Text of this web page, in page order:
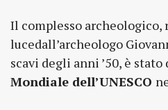
Il complesso
lucedall’archeologo
scavi degli anni ’50, è
Mondiale dell’UNESCO